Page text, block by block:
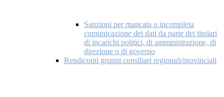
Sanzioni per mancata o incompleta
comunicazione dei dati da parte dei titolari
di incarichi politici, di amministrazione, di
direzione o di governo
Rendiconti gruppi consiliari regionali/provinciali